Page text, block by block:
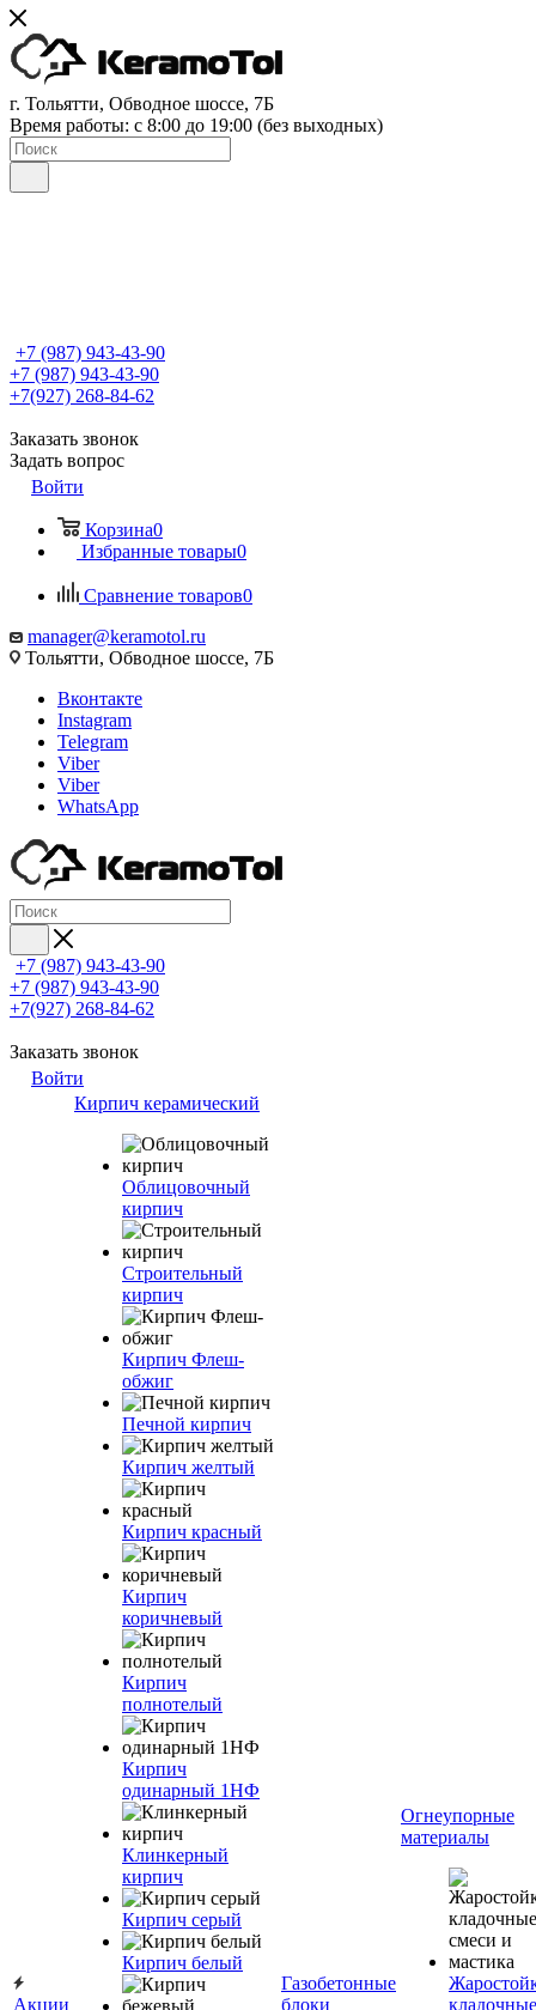
г. Тольятти, Обводное шоссе, 7Б
Время работы: c 8:00 до 19:00 (без выходных)
+7 (987) 943-43-90
+7 (987) 943-43-90
+7(927) 268-84-62
Заказать звонок
Задать вопрос
Войти
Корзина0
Избранные товары0
Сравнение товаров0
manager@keramotol.ru
Тольятти, Обводное шоссе, 7Б
Вконтакте
Instagram
Telegram
Viber
Viber
WhatsApp
+7 (987) 943-43-90
+7 (987) 943-43-90
+7(927) 268-84-62
Заказать звонок
Войти
Акции
Кирпич керамический
Облицовочный
кирпич
Строительный
кирпич
Кирпич Флеш-
обжиг
Печной кирпич
Кирпич желтый
Кирпич красный
Кирпич
коричневый
Кирпич
полнотелый
Кирпич
одинарный 1НФ
Клинкерный
кирпич
Кирпич серый
Кирпич белый
Газобетонные
блоки
Огнеупорные
материалы
кладочные